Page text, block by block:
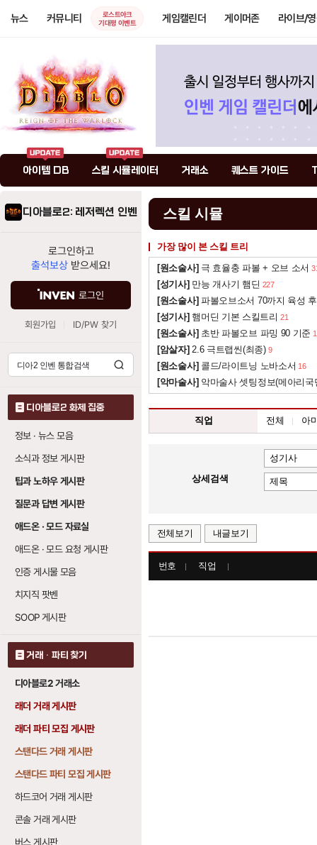
뉴스 커뮤니티
로스트아크
기대평 이벤트
게임캘린더 게이머존 라이브/
아이템 DB 스킬 시뮬레이터 거래소 퀘스트 가이드
디아블로2: 레저렉션 인벤
로그인하고
출석보상 받으세요!
로그인
회원가입 ID/PW 찾기
디아블로2 화제 집중
정보 · 뉴스 모음
소식과 정보 게시판
팁과 노하우 게시판
질문과 답변 게시판
애드온 · 모드 자료실
애드온 · 모드 요청 게시판
인증 게시물 모음
치지직 팟벤
SOOP 게시판
거래 · 파티 찾기
디아블로2 거래소
래더 거래 게시판
래더 파티 모집 게시판
스탠다드 거래 게시판
스탠다드 파티 모집 게시판
하드코어 거래 게시판
콘솔 거래 게시판
버스 게시판
스킬 시뮬
가장 많이 본 스킬 트리
[원소술사] 극 효율충 파볼 + 오브 소서
[성기사] 만능 개사기 햄딘 227
[원소술사] 파볼오브소서 70까지 육성
[성기사] 햄머딘 기본 스킬트리 21
[원소술사] 초반 파볼오브 파밍 90 기준
[암살자] 2.6 극트랩씬(최종) 9
[원소술사] 콜드/라이트닝 노바소서 16
[악마술사] 악마술사 셋팅정보(메아리국
직업 전체 아
상세검색
전체보기 내글보기
번호 직업